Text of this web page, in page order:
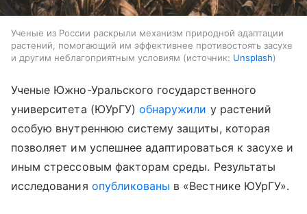
Ученые из России раскрыли механизм природной адаптации
растений, помогающий им эффективнее противостоять засухе
и другим неблагоприятным условиям
источник: Unsplash
Ученые Южно-Уральского государственного
университета (ЮУрГУ)обнаружили у растений
особую внутреннюю систему защиты, которая
позволяет им успешнее адаптироваться к засухе и
иным стрессовым факторам среды. Результаты
исследования опубликованы в «Вестнике ЮУрГУ».